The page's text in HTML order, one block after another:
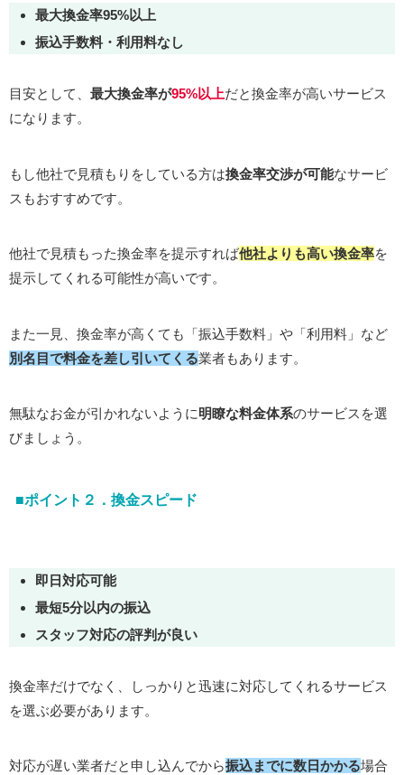
最大換金率95%以上
振込手数料・利用料なし
目安として、 最大換金率が95%以上だと換金率が高いサービス
になります。
もし他社で見積もりをしている方は換金率交渉が可能なサービ
スもおすすめです。
他社で見積もった換金率を提示すれば他社よりも高い換金率を
提示してくれる可能性が高いです。
また一見、換金率が高くても「振込手数料」や「利用料」など
別名目で料金を差し引いてくる業者もあります。
無駄なお金が引かれないように明瞭な料金体系のサービスを選
びましょう。
■ポイント２．換金スピード
即日対応可能
最短5分以内の振込
スタッフ対応の評判が良い
換金率だけでなく、しっかりと迅速に対応してくれるサービス
を選ぶ必要があります。
対応が遅い業者だと申し込んでから振込までに数日かかる場合